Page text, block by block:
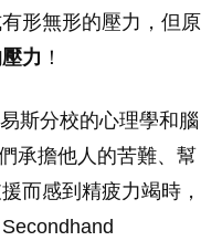
形無形的壓力，但原
力 ！
斯分校的心理學和腦
承擔他人的苦難、幫
而感到精疲力竭時，
Secondhand